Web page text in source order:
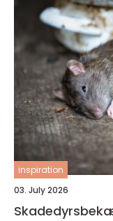
inspiration
03. July 2026